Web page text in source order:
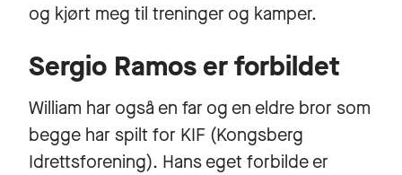
og kjørt meg til treninger og kamper.
Sergio Ramos er forbildet
William har også en far og en eldre bror som
begge har spilt for KIF (Kongsberg
Idrettsforening). Hans eget forbilde er